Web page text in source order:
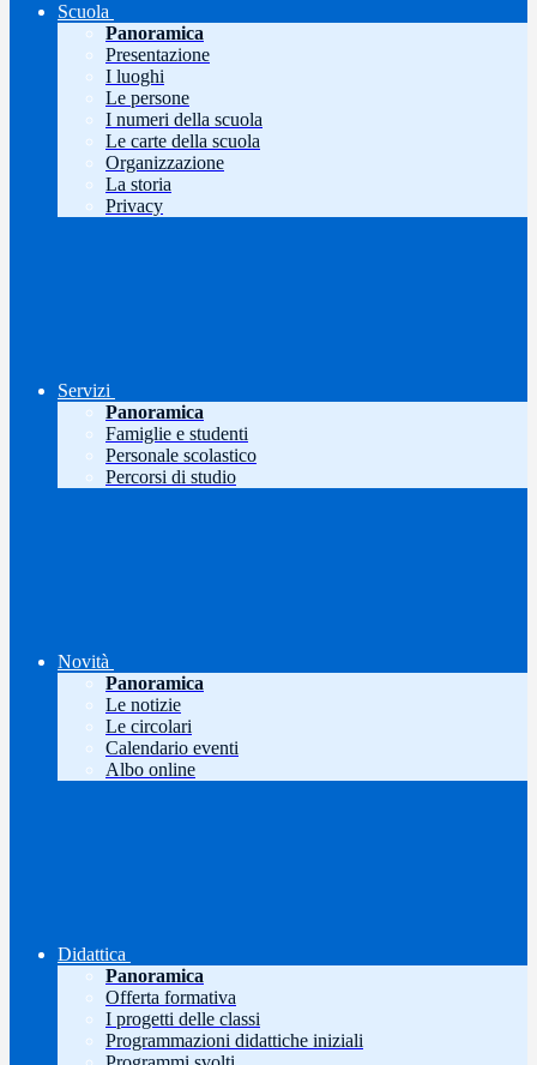
Scuola
Panoramica
Presentazione
I luoghi
Le persone
I numeri della scuola
Le carte della scuola
Organizzazione
La storia
Privacy
Servizi
Panoramica
Famiglie e studenti
Personale scolastico
Percorsi di studio
Novità
Panoramica
Le notizie
Le circolari
Calendario eventi
Albo online
Didattica
Panoramica
Offerta formativa
I progetti delle classi
Programmazioni didattiche iniziali